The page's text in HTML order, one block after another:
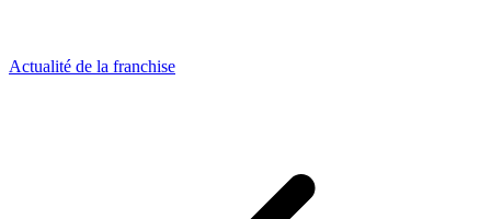
Actualité de la franchise